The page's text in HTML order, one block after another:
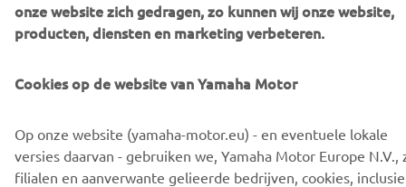
LEES MEER NIEUWS
CORPORATE
onze website zich gedragen, zo kunnen wij onze website,
producten, diensten en marketing verbeteren.
Cookies op de website van Yamaha Motor
Op onze website (yamaha-motor.eu) - en eventuele lokale
versies daarvan - gebruiken we, Yamaha Motor Europe N.V.,
filialen en aanverwante gelieerde bedrijven, cookies,